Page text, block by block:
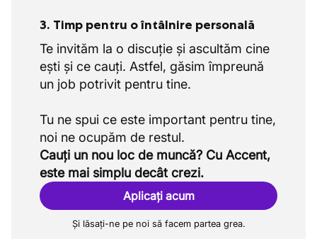
3. Timp pentru o întâlnire personală
Te invităm la o discuție și ascultăm cine
ești și ce cauți. Astfel, găsim împreună
un job potrivit pentru tine.
Tu ne spui ce este important pentru tine,
Cauți un nou loc de muncă? Cu Accent,
este mai simplu decât crezi.
Aplicați acum
Și lăsați-ne pe noi să facem partea grea.